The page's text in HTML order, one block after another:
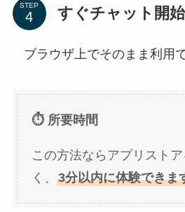
STEP すぐチャット開始
ブラウザ上でそのまま利用
⏱️ 所要時間
この方法ならアプリスト
く、 3分以内に体験できま